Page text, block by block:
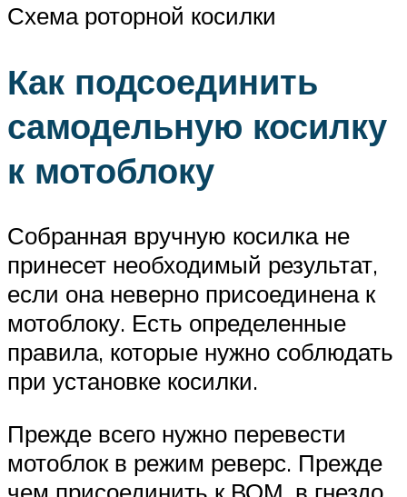
Схема роторной косилки
Как подсоединить
самодельную косилку
к мотоблоку
Собранная вручную косилка не
принесет необходимый результат,
если она неверно присоединена к
мотоблоку. Есть определенные
правила, которые нужно соблюдать
при установке косилки.
Прежде всего нужно перевести
мотоблок в режим реверс. Прежде